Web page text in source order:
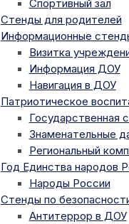
Спортивный зал
Стенды для родителей
Информационные
Визитка
Информация ДОУ
Навигация в ДОУ
Патриотическое
Государственная
Знаменательные
Региональный
Год Единства народов
Народы России
Стенды по
Антитеррор в ДОУ